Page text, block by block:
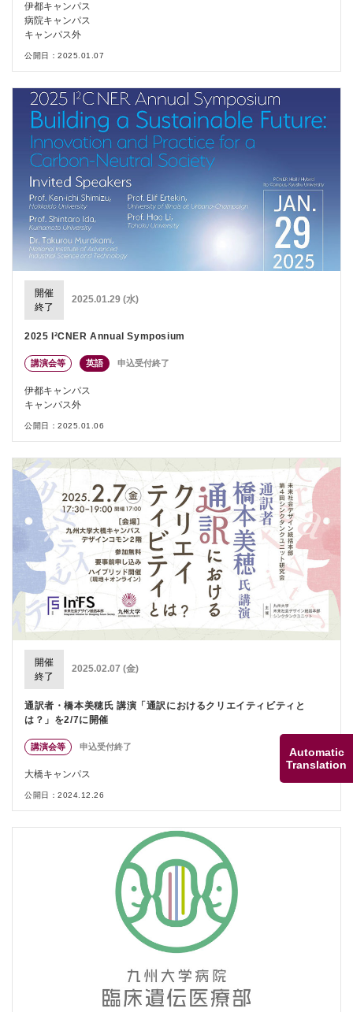
Automatic
Translation
伊都キャンパス
病院キャンパス
キャンパス外
公開日：2025.01.07
開催
終了
2025.01.29 (水)
2025 I²CNER Annual Symposium
講演会等 英語 申込受付終了
伊都キャンパス
キャンパス外
公開日：2025.01.06
開催
終了
2025.02.07 (金)
通訳者・橋本美穂氏 講演「通訳におけるクリエイティビティと
は？」を2/7に開催
講演会等 申込受付終了
大橋キャンパス
公開日：2024.12.26